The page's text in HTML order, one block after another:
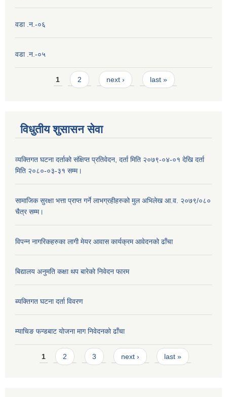
वडा .न.-०६
वडा .न.-०५
Pages1 2 next › last »
विधुतीय शुसासन सेवा
व्यक्तिगत घटना दर्ताको संक्षिप्त प्रतिवेदन, दर्ता मिति २०७९-०४-०१ देखि दर्ता
मिति २०८०-०३-३१ सम्म।
सामाजिक सुरक्षा भत्ता प्राप्त गर्ने लाभग्रहीहरुको मुल अभिलेख आ.व. २०७९/०८०
चैत्र सम्म।
विपन्न नागरिकहरुका लागी मेयर आवास कार्यक्रम आवेदनको ढाँचा
बिद्यालय अनुमति कक्षा थप बारेकाे निवेदन फारम
ब्यक्तिगत घटना दर्ता विवरण
म्याचिङ फन्डबाट याेजना माग निवेदनकाे ढाँचा
Pages
1 2 3 next › last »